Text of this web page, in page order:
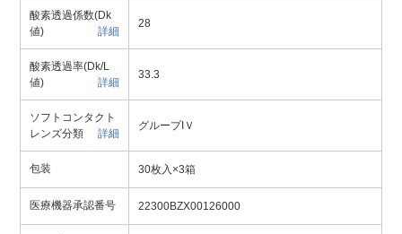
酸素透過係数(Dk
値)
詳細
28
酸素透過率(Dk/L
値)
詳細
33.3
ソフトコンタクト
レンズ分類
詳細
グループIＶ
包装 30枚入×3箱
医療機器承認番号 22300BZX00126000